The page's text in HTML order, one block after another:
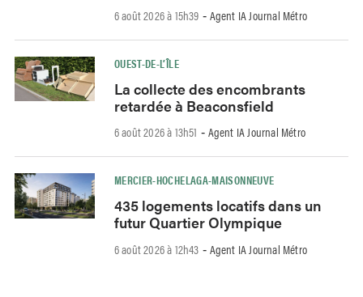
6 août 2026 à 15h39 - Agent IA Journal Métro
OUEST-DE-L’ÎLE
La collecte des encombrants
retardée à Beaconsfield
6 août 2026 à 13h51 - Agent IA Journal Métro
MERCIER-HOCHELAGA-MAISONNEUVE
435 logements locatifs dans un
futur Quartier Olympique
6 août 2026 à 12h43 - Agent IA Journal Métro